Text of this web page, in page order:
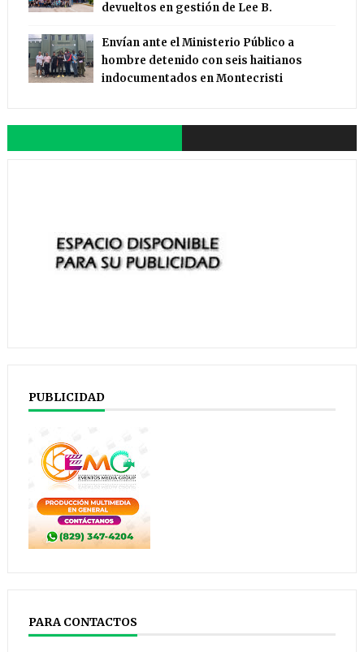
devueltos en gestión de Lee B.
Envían ante el Ministerio Público a
hombre detenido con seis haitianos
indocumentados en Montecristi
PUBLICIDAD
PARA CONTACTOS